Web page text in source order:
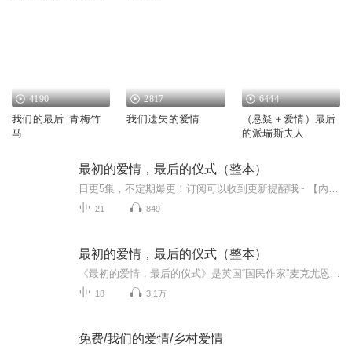
4190
我们的最后 |青梅竹
马
2817
我们遗失的爱情
6444
（悬疑＋爱情）最后
的派瑞斯夫人
最初的爱情，最后的仪式（整本）
21 849
最初的爱情，最后的仪式（整本）
18 3.1万
免费/我们的爱情/乡村爱情